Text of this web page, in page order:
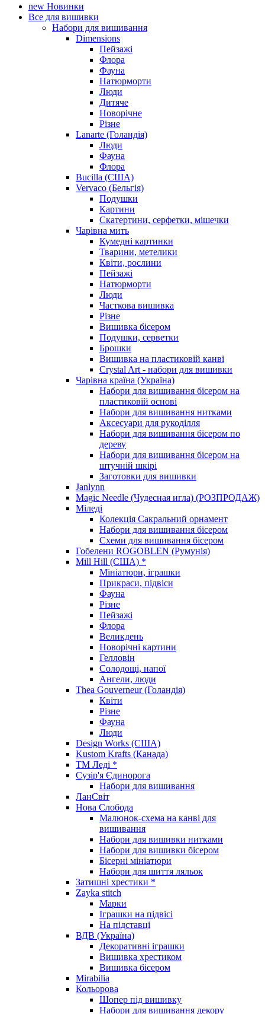
new Новинки
Все для вишивки
Набори для вишивання
Dimensions
Пейзажі
Флора
Фауна
Натюрморти
Люди
Дитяче
Новорічне
Різне
Lanarte (Голандія)
Люди
Фауна
Флора
Bucilla (США)
Vervaco (Бельгія)
Подушки
Картини
Скатертини, серфетки, мішечки
Чарiвна мить
Кумедні картинки
Тварини, метелики
Квіти, рослини
Пейзажі
Натюрморти
Люди
Часткова вишивка
Різне
Вишивка бісером
Подушки, серветки
Брошки
Вишивка на пластиковій канві
Crystal Art - набори для вишивки
Чарівна країна (Україна)
Набори для вишивання бісером на
пластиковій основі
Набори для вишивання нитками
Аксесуари для рукоділля
Набори для вишивання бісером по
дереву
Набори для вишивання бісером на
штучній шкірі
Заготовки для вишивки
Janlynn
Magic Needle (Чудесная игла) (РОЗПРОДАЖ)
Міледі
Колекція Сакральний орнамент
Набори для вишивання бісером
Схеми для вишивання бісером
Гобелени ROGOBLEN (Румунія)
Mill Hill (США) *
Мініатюри, іграшки
Прикраси, підвіси
Фауна
Різне
Пейзажі
Флора
Великдень
Новорічні картини
Гелловін
Солодощі, напої
Ангели, люди
Thea Gouverneur (Голандія)
Квіти
Різне
Фауна
Люди
Design Works (США)
Kustom Krafts (Канада)
ТМ Леді *
Сузір'я Єдинорога
Набори для вишивання
ЛанСвіт
Нова Слобода
Малюнок-схема на канві для
вишивання
Набори для вишивки нитками
Набори для вишивки бісером
Бісерні мініатюри
Набори для шиття ляльок
Затишні хрестики *
Zayka stitch
Марки
Іграшки на підвісі
На підставці
ВДВ (Україна)
Декоративні іграшки
Вишивка хрестиком
Вишивка бісером
Mirabilia
Кольорова
Шопер під вишивку
Набори для вишивання декору